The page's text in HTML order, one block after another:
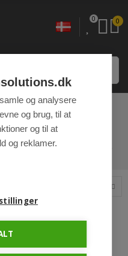
0 0
TILBEHØR DIVERSE KABLER
og analysere
og brug, til at
og til at
og reklamer.